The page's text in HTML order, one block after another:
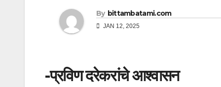
By bittambatami.com
JAN 12, 2025
-प्रविण दरेकरांचे आश्वासन